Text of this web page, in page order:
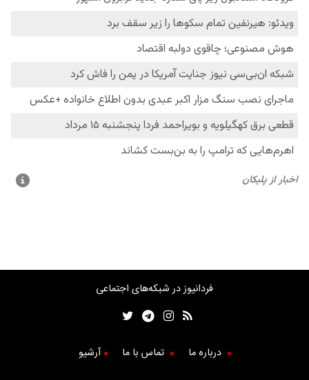
فردانیوز در شبکه‌های اجتماعی
درباره ما تماس با ما آرشیو